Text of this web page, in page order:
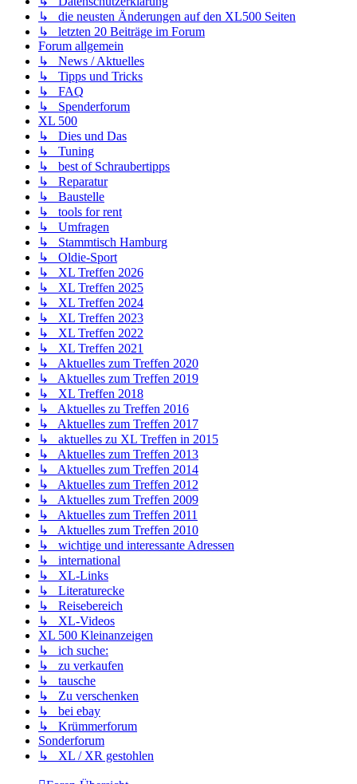
↳ die neusten Änderungen auf den XL500 Seiten
↳ letzten 20 Beiträge im Forum
Forum allgemein
↳ News / Aktuelles
↳ Tipps und Tricks
↳ FAQ
↳ Spenderforum
XL 500
↳ Dies und Das
↳ Tuning
↳ best of Schraubertipps
↳ Reparatur
↳ Baustelle
↳ tools for rent
↳ Umfragen
↳ Stammtisch Hamburg
↳ Oldie-Sport
↳ XL Treffen 2026
↳ XL Treffen 2025
↳ XL Treffen 2024
↳ XL Treffen 2023
↳ XL Treffen 2022
↳ XL Treffen 2021
↳ Aktuelles zum Treffen 2020
↳ Aktuelles zum Treffen 2019
↳ XL Treffen 2018
↳ Aktuelles zu Treffen 2016
↳ Aktuelles zum Treffen 2017
↳ aktuelles zu XL Treffen in 2015
↳ Aktuelles zum Treffen 2013
↳ Aktuelles zum Treffen 2014
↳ Aktuelles zum Treffen 2012
↳ Aktuelles zum Treffen 2009
↳ Aktuelles zum Treffen 2011
↳ Aktuelles zum Treffen 2010
↳ wichtige und interessante Adressen
↳ international
↳ XL-Links
↳ Literaturecke
↳ Reisebereich
↳ XL-Videos
XL 500 Kleinanzeigen
↳ ich suche:
↳ zu verkaufen
↳ tausche
↳ Zu verschenken
↳ bei ebay
↳ Krümmerforum
Sonderforum
↳ XL / XR gestohlen